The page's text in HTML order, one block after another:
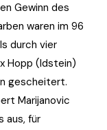
Gewinn des
waren im 96
durch vier
Hopp (Idstein)
gescheitert.
Marijanovic
aus, für